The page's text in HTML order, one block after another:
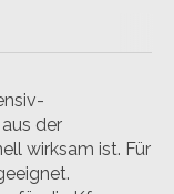
der
wirksam ist. Für